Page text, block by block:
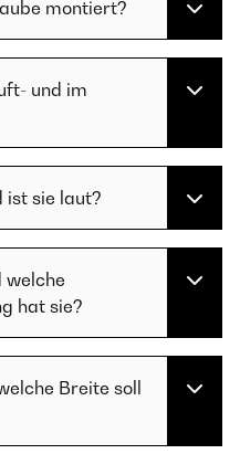
montiert?
und im
ist sie laut?
welche
hat sie?
Breite soll